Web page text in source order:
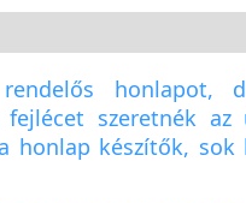
honlapot,
szeretnék az
készítők, sok